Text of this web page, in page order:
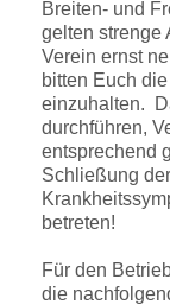
Breiten- und
gelten strenge
Verein ernst
bitten Euch
einzuhalten.
durchführen,
entsprechend
Schließung
betreten!
Für den
die